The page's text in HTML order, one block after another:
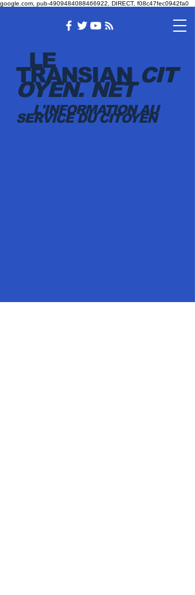
google.com, pub-4909484088466922, DIRECT, f08c47fec0942fa0
LE
TRANSIAN CIT
OYEN.NET
L'INFORMATION AU
SERVICE DU CITOYEN